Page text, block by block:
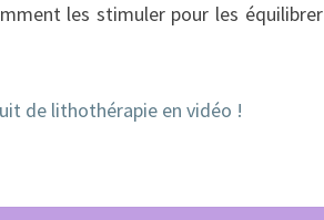
les stimuler pour les équilibrer
de lithothérapie en vidéo !